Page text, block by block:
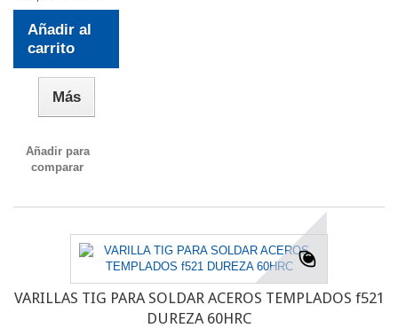
Añadir al
carrito
Más
Añadir para
comparar
VARILLAS TIG PARA SOLDAR ACEROS TEMPLADOS f521
DUREZA 60HRC